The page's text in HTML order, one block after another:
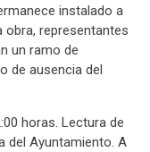
instalado a
representantes
un ramo de
de ausencia del
horas. Lectura de
del Ayuntamiento. A